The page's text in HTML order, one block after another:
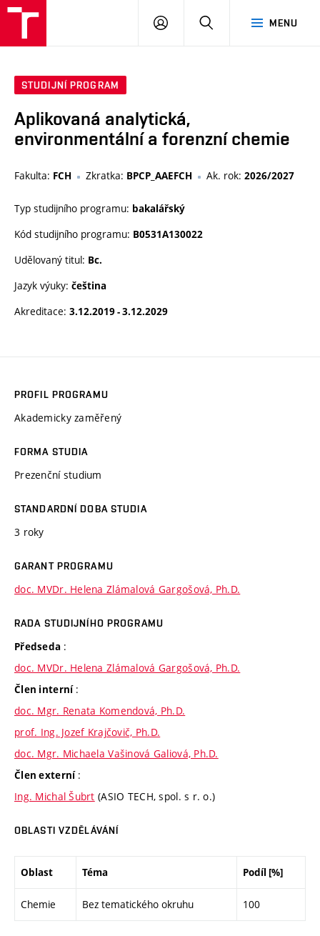
MENU
PŘIHLÁSIT
STUDIJNÍ PROGRAM
Aplikovaná analytická,
environmentální a forenzní chemie
Fakulta: FCH Zkratka: BPCP_AAEFCH Ak. rok: 2026/2027
Typ studijního programu: bakalářský
Kód studijního programu: B0531A130022
Udělovaný titul: Bc.
Jazyk výuky: čeština
Akreditace: 3.12.2019 - 3.12.2029
PROFIL PROGRAMU
Akademicky zaměřený
FORMA STUDIA
Prezenční studium
STANDARDNÍ DOBA STUDIA
3 roky
GARANT PROGRAMU
doc. MVDr. Helena Zlámalová Gargošová, Ph.D.
RADA STUDIJNÍHO PROGRAMU
Předseda :
doc. MVDr. Helena Zlámalová Gargošová, Ph.D.
Člen interní :
doc. Mgr. Renata Komendová, Ph.D.
prof. Ing. Jozef Krajčovič, Ph.D.
doc. Mgr. Michaela Vašinová Galiová, Ph.D.
Člen externí :
Ing. Michal Šubrt (ASIO TECH, spol. s r. o.)
OBLASTI VZDĚLÁVÁNÍ
Oblast Téma Podíl [%]
Chemie Bez tematického okruhu 100